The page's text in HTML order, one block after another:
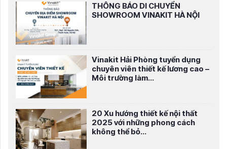
THÔNG BÁO DI CHUYỂN
SHOWROOM VINAKIT HÀ NỘI
Vinakit Hải Phòng tuyển dụng
chuyên viên thiết kế lương cao –
Môi trường làm...
20 Xu hướng thiết kế nội thất
2025 với những phong cách
không thể bỏ...